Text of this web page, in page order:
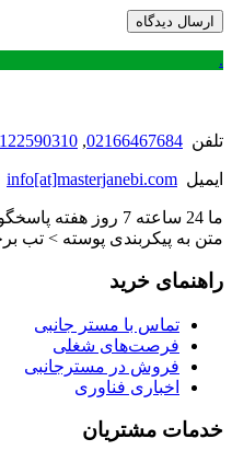
.
تلفن 02166467684
,
ایمیل info[at]masterjanebi.com
ما 24 ساعته 7 روز
متن به پیکربندی پوسته > تب
راهنمای خرید
تماس با مستر جانبی
فرصت‌های شغلی
فروش در مسترجانبی
اخباری فناوری
خدمات مشتریان